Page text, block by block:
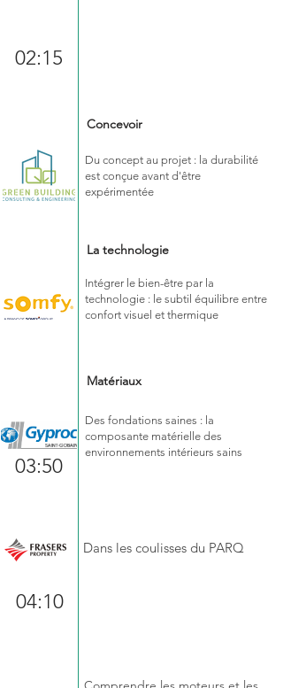
02:15
Concevoir
Du concept au projet : la durabilité
est conçue avant d'être
expérimentée
La technologie
Intégrer le bien-être par la
technologie : le subtil équilibre entre
confort visuel et thermique
Matériaux
Des fondations saines : la
composante matérielle des
environnements intérieurs sains
03:50
Dans les coulisses du PARQ
04:10